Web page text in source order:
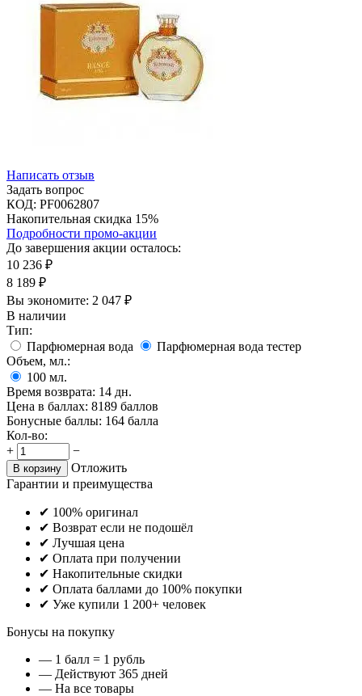
Написать отзыв
Задать вопрос
КОД: PF0062807
Накопительная скидка 15%
Подробности промо-акции
До завершения акции осталось:
10 236 ₽
8 189 ₽
Вы экономите: 2 047 ₽
В наличии
Тип:
Парфюмерная вода
Парфюмерная вода тестер
Объем, мл.:
100 мл.
Время возврата: 14 дн.
Цена в баллах: 8189 баллов
Бонусные баллы: 164 балла
Кол-во:
+
−
В корзину
Отложить
Гарантии и преимущества
✔ 100% оригинал
✔ Возврат если не подошёл
✔ Лучшая цена
✔ Оплата при получении
✔ Накопительные скидки
✔ Оплата баллами до 100% покупки
✔ Уже купили 1 200+ человек
Бонусы на покупку
— 1 балл = 1 рубль
— Действуют 365 дней
— На все товары